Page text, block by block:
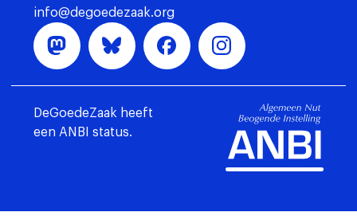
info@degoedezaak.org
DeGoedeZaak heeft
een ANBI status.